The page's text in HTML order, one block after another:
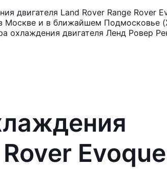
двигателя Land Rover Range Rover
Москве и в ближайшем Подмосковье
охлаждения двигателя Ленд Ровер
Evoque